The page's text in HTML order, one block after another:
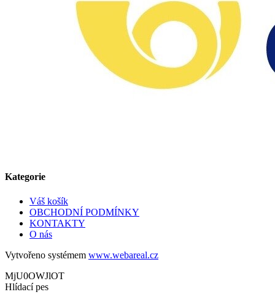
Kategorie
Váš košík
OBCHODNÍ PODMÍNKY
KONTAKTY
O nás
Vytvořeno systémem www.webareal.cz
MjU0OWJlOT
Hlídací pes